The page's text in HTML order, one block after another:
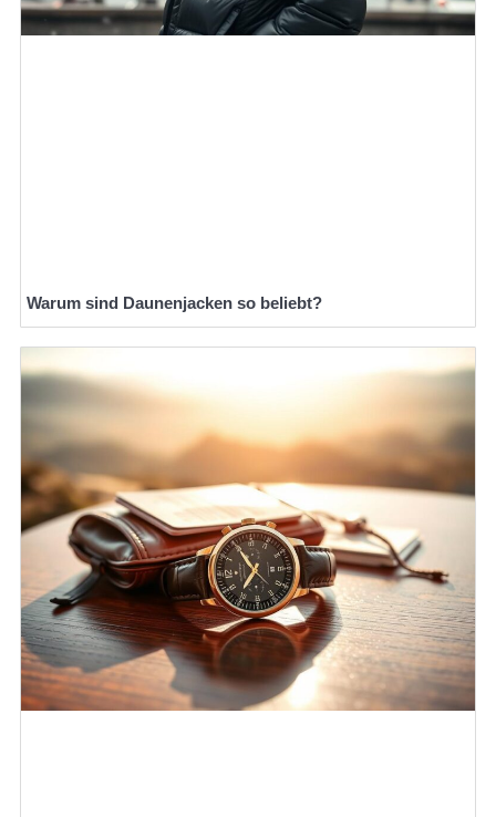
Warum sind Daunenjacken so beliebt?